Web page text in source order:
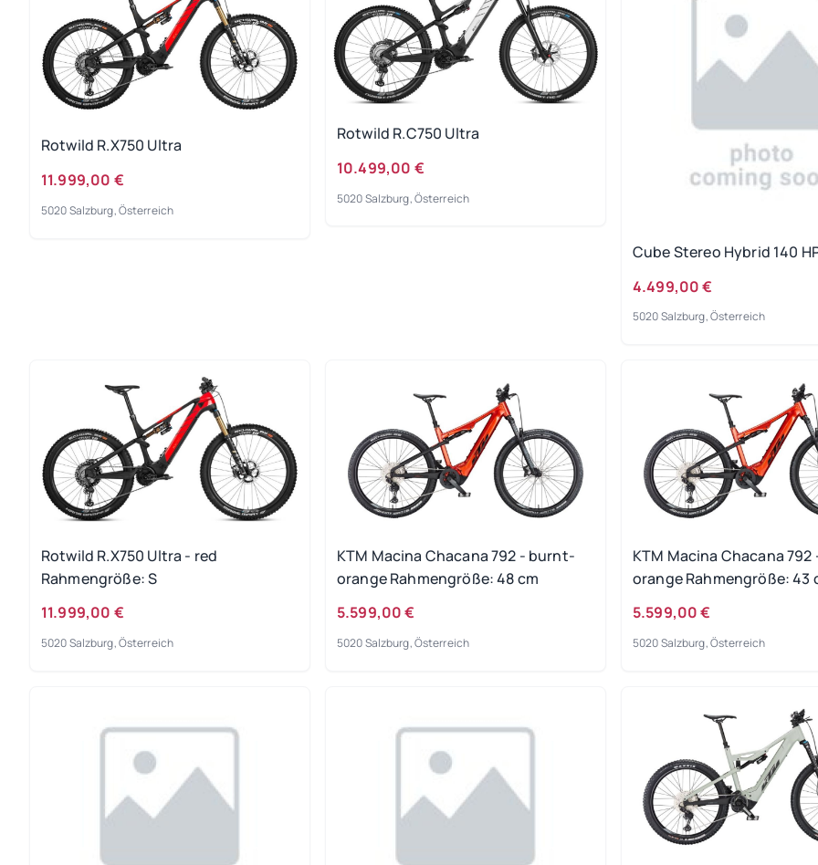
Rotwild R.X750 Ultra
11.999,00 €
5020 Salzburg, Österreich
Rotwild R.C750 Ultra
10.499,00 €
5020 Salzburg, Österreich
Cube Stereo Hybrid 140
4.499,00 €
5020 Salzburg, Österreich
Rotwild R.X750 Ultra - red
Rahmengröße: S
11.999,00 €
5020 Salzburg, Österreich
KTM Macina Chacana 792 - burnt-
orange Rahmengröße: 48 cm
5.599,00 €
5020 Salzburg, Österreich
KTM Macina Chacana
orange Rahmengröße: 43
5.599,00 €
5020 Salzburg, Österreich